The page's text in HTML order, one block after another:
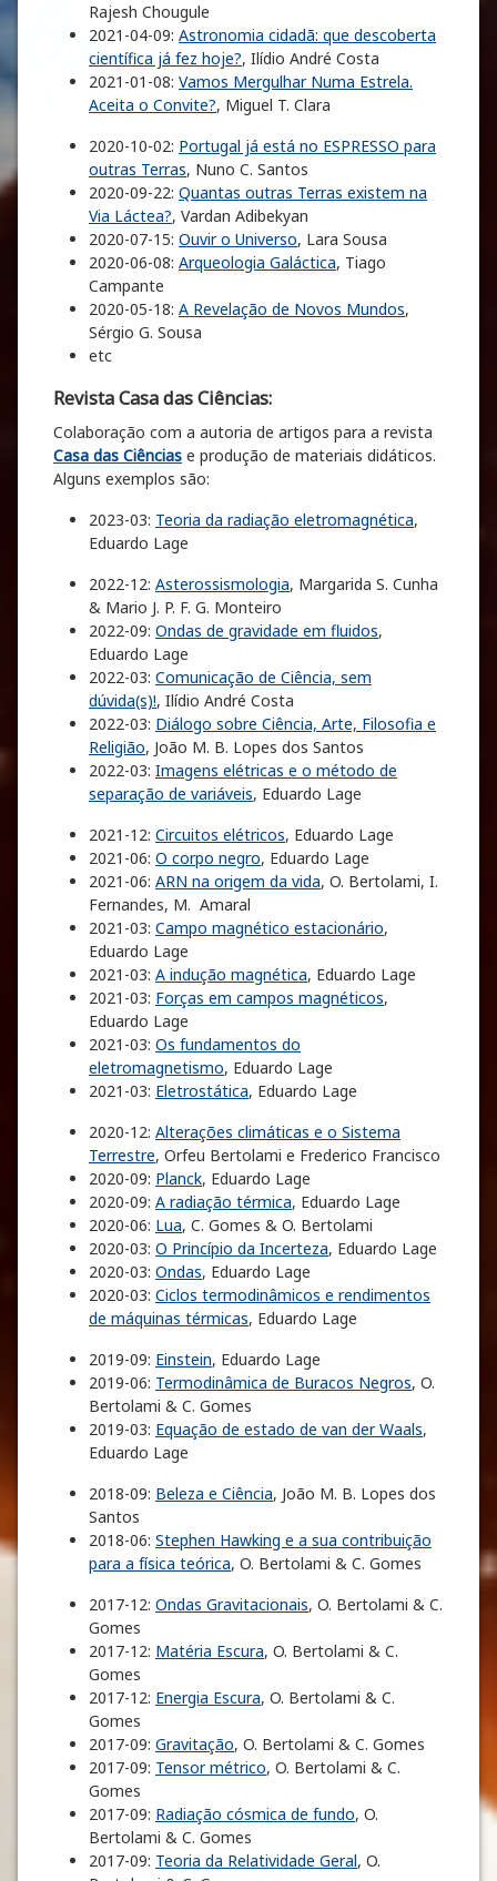
Rajesh Chougule
2021-04-09: Astronomia cidadã: que descoberta
científica já fez hoje?, Ilídio André Costa
2021-01-08: Vamos Mergulhar Numa Estrela.
Aceita o Convite?, Miguel T. Clara
2020-10-02: Portugal já está no ESPRESSO para
outras Terras, Nuno C. Santos
2020-09-22: Quantas outras Terras existem na
Via Láctea?, Vardan Adibekyan
2020-07-15: Ouvir o Universo, Lara Sousa
2020-06-08: Arqueologia Galáctica, Tiago
Campante
2020-05-18: A Revelação de Novos Mundos,
Sérgio G. Sousa
etc
Revista Casa das Ciências:
Colaboração com a autoria de artigos para a revista
Casa das Ciências e produção de materiais didáticos.
Alguns exemplos são:
2023-03: Teoria da radiação eletromagnética,
Eduardo Lage
2022-12: Asterossismologia, Margarida S. Cunha
& Mario J. P. F. G. Monteiro
2022-09: Ondas de gravidade em fluidos,
Eduardo Lage
2022-03: Comunicação de Ciência, sem
dúvida(s)!, Ilídio André Costa
2022-03: Diálogo sobre Ciência, Arte, Filosofia e
Religião, João M. B. Lopes dos Santos
2022-03: Imagens elétricas e o método de
separação de variáveis, Eduardo Lage
2021-12: Circuitos elétricos, Eduardo Lage
2021-06: O corpo negro, Eduardo Lage
2021-06: ARN na origem da vida, O. Bertolami, I.
Fernandes, M. Amaral
2021-03: Campo magnético estacionário,
Eduardo Lage
2021-03: A indução magnética, Eduardo Lage
2021-03: Forças em campos magnéticos,
Eduardo Lage
2021-03: Os fundamentos do
eletromagnetismo, Eduardo Lage
2021-03: Eletrostática, Eduardo Lage
2020-12: Alterações climáticas e o Sistema
Terrestre, Orfeu Bertolami e Frederico Francisco
2020-09: Planck, Eduardo Lage
2020-09: A radiação térmica, Eduardo Lage
2020-06: Lua, C. Gomes & O. Bertolami
2020-03: O Princípio da Incerteza, Eduardo Lage
2020-03: Ondas, Eduardo Lage
2020-03: Ciclos termodinâmicos e rendimentos
de máquinas térmicas, Eduardo Lage
2019-09: Einstein, Eduardo Lage
2019-06: Termodinâmica de Buracos Negros, O.
Bertolami & C. Gomes
2019-03: Equação de estado de van der Waals,
Eduardo Lage
2018-09: Beleza e Ciência, João M. B. Lopes dos
Santos
2018-06: Stephen Hawking e a sua contribuição
para a física teórica, O. Bertolami & C. Gomes
2017-12: Ondas Gravitacionais, O. Bertolami & C.
Gomes
2017-12: Matéria Escura, O. Bertolami & C.
Gomes
2017-12: Energia Escura, O. Bertolami & C.
Gomes
2017-09: Gravitação, O. Bertolami & C. Gomes
2017-09: Tensor métrico, O. Bertolami & C.
Gomes
2017-09: Radiação cósmica de fundo, O.
Bertolami & C. Gomes
2017-09: Teoria da Relatividade Geral, O.